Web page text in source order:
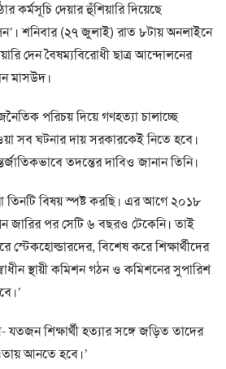
কর্মসূচি দেয়ার হুঁশিয়ারি দিয়েছে
শনিবার (২৭ জুলাই) রাত ৮টায় অনলাইনে
দেন বৈষম্যবিরোধী ছাত্র আন্দোলনের
মাসউদ।
পরিচয় দিয়ে গণহত্যা চালাচ্ছে
সব ঘটনার দায় সরকারকেই নিতে হবে।
তদন্তের দাবিও জানান তিনি।
বিষয় স্পষ্ট করছি। এর আগে ২০১৮
জারির পর সেটি ৬ বছরও টেকেনি। তাই
স্টেকহোল্ডারদের, বিশেষ করে শিক্ষার্থীদের
স্থায়ী কমিশন গঠন ও কমিশনের সুপারিশ
যতজন শিক্ষার্থী হত্যার সঙ্গে জড়িত তাদের
আনতে হবে।’